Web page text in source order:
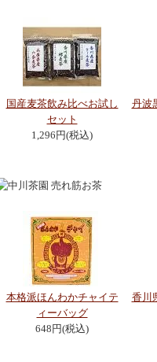
国産麦茶飲み比べお試し
セット
1,296円(税込)
丹波
本格派ほんわかチャイテ
ィーバッグ
648円(税込)
香川